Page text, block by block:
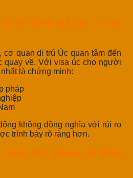
bị đánh giá rủi ro cao
cơ quan di trú Úc quan tâm đến
quay về. Với visa úc cho người
là chứng minh:
pháp
không đồng nghĩa với rủi ro
trình bày rõ ràng hơn.
khi không có bảng